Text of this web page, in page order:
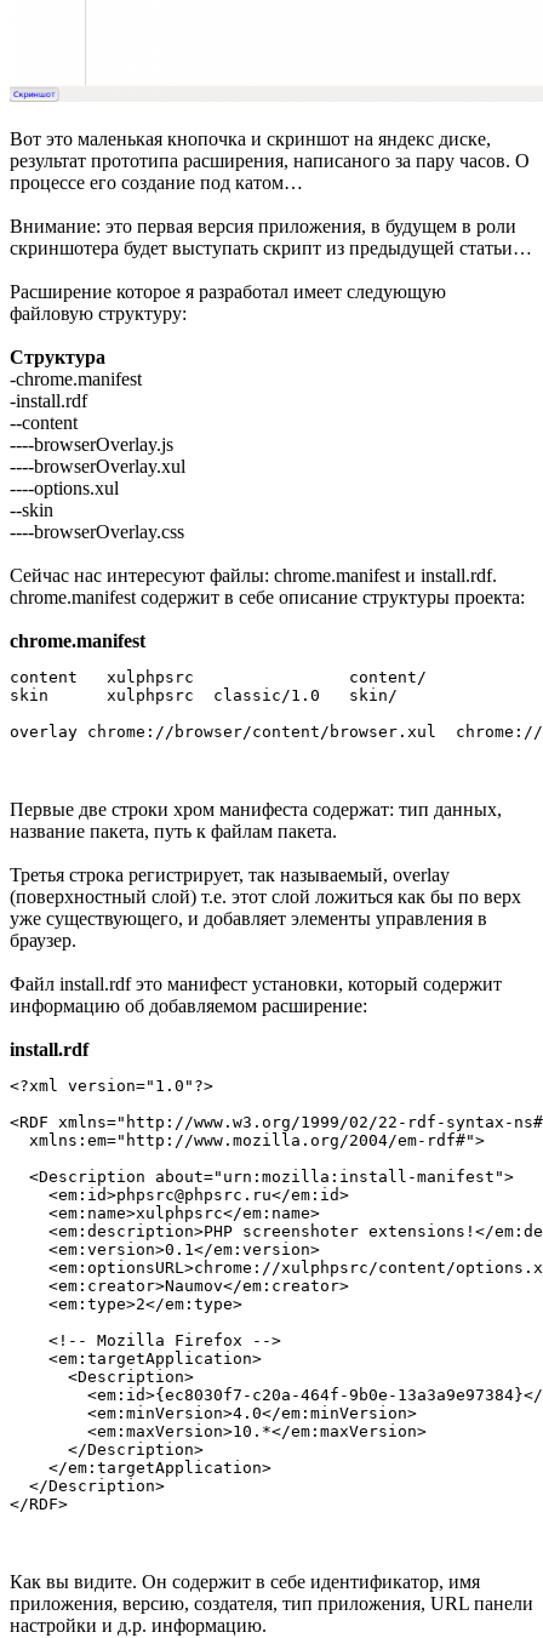
Вот это маленькая кнопочка и скриншот на яндекс диске,
результат прототипа расширения, написаного за пару часов. О
процессе его создание под катом…
Внимание: это первая версия приложения, в будущем в роли
скриншотера будет выступать скрипт из предыдущей статьи…
Расширение которое я разработал имеет следующую
файловую структуру:
Структура
-chrome.manifest
-install.rdf
--content
----browserOverlay.js
----browserOverlay.xul
----options.xul
--skin
----browserOverlay.css
Сейчас нас интересуют файлы: chrome.manifest и install.rdf.
chrome.manifest содержит в себе описание структуры проекта:
chrome.manifest
content   xulphpsrc                content/
skin      xulphpsrc  classic/1.0   skin/
Первые две строки хром манифеста содержат: тип данных,
название пакета, путь к файлам пакета.
Третья строка регистрирует, так называемый, overlay
(поверхностный слой) т.е. этот слой ложиться как бы по верх
уже существующего, и добавляет элементы управления в
браузер.
Файл install.rdf это манифест установки, который содержит
информацию об добавляемом расширение:
install.rdf
<?xml version="1.0"?>
<RDF xmlns="http://www.w3.org/1999/02/22-rdf-syntax-
  xmlns:em="http://www.mozilla.org/2004/em-rdf#">
  <Description about="urn:mozilla:install-manifest">
    <em:id>phpsrc@phpsrc.ru</em:id>
    <em:name>xulphpsrc</em:name>
<em:description>PHP screenshoter extensions!</
    <em:version>0.1</em:version>
<em:optionsURL>chrome://xulphpsrc/content/
    <em:creator>Naumov</em:creator>
    <em:type>2</em:type>
    <!-- Mozilla Firefox -->
    <em:targetApplication>
      <Description>
<em:id>{ec8030f7-c20a-464f-9b0e-
        <em:minVersion>4.0</em:minVersion>
        <em:maxVersion>10.*</em:maxVersion>
      </Description>
    </em:targetApplication>
  </Description>
Как вы видите. Он содержит в себе идентификатор, имя
приложения, версию, создателя, тип приложения, URL панели
настройки и д.р. информацию.